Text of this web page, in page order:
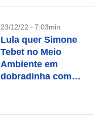
23/12/22 - 7:03min
Lula quer Simone
Tebet no Meio
Ambiente em
dobradinha com